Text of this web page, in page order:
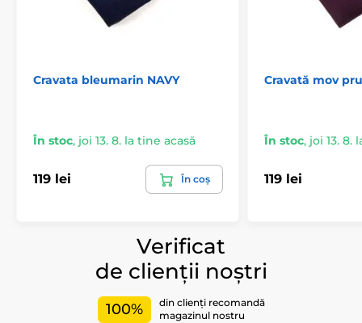
Cravata bleumarin NAVY
În stoc, joi 13. 8. la tine acasă
119 lei În coș
Cravată mov
În stoc, joi 13. 8.
119 lei
Verificat
de clienții noștri
100%
din clienți recomandă
magazinul nostru